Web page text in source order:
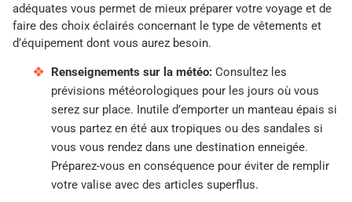
adéquates vous permet de mieux préparer votre voyage et de
faire des choix éclairés concernant le type de vêtements et
d’équipement dont vous aurez besoin.
Renseignements sur la météo: Consultez les
prévisions météorologiques pour les jours où vous
serez sur place. Inutile d’emporter un manteau épais si
vous partez en été aux tropiques ou des sandales si
vous vous rendez dans une destination enneigée.
Préparez-vous en conséquence pour éviter de remplir
votre valise avec des articles superflus.